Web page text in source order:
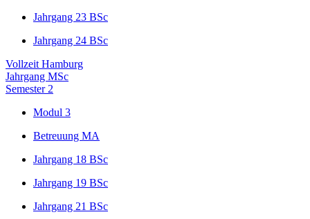
Jahrgang 23 BSc
Jahrgang 24 BSc
Vollzeit Hamburg
Jahrgang MSc
Semester 2
Modul 3
Betreuung MA
Jahrgang 18 BSc
Jahrgang 19 BSc
Jahrgang 21 BSc